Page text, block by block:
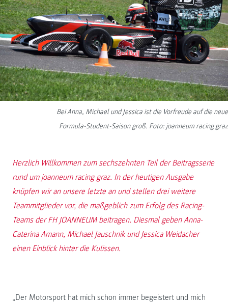
Bei Anna, Michael und Jessica ist die Vorfreude auf die neue
Formula-Student-Saison groß. Foto: joanneum racing graz
Herzlich Willkommen zum sechszehnten Teil der Beitragsserie
rund um joanneum racing graz. In der heutigen Ausgabe
knüpfen wir an unsere letzte an und stellen drei weitere
Teammitglieder vor, die maßgeblich zum Erfolg des Racing-
Teams der FH JOANNEUM beitragen. Diesmal geben Anna-
Caterina Amann, Michael Jauschnik und Jessica Weidacher
einen Einblick hinter die Kulissen.
„Der Motorsport hat mich schon immer begeistert und mich